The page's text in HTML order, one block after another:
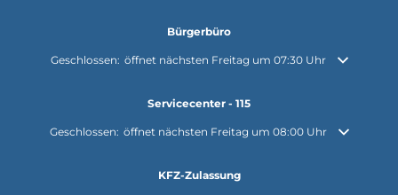
Bürgerbüro
Klicken, um weitere Öffnungs- oder Schließzeiten auszublenden
Geschlossen: öffnet nächsten Freitag um 07:30 Uhr
Servicecenter - 115
Klicken, um weitere Öffnungs- oder Schließzeiten auszublenden
Geschlossen: öffnet nächsten Freitag um 08:00 Uhr
KFZ-Zulassung